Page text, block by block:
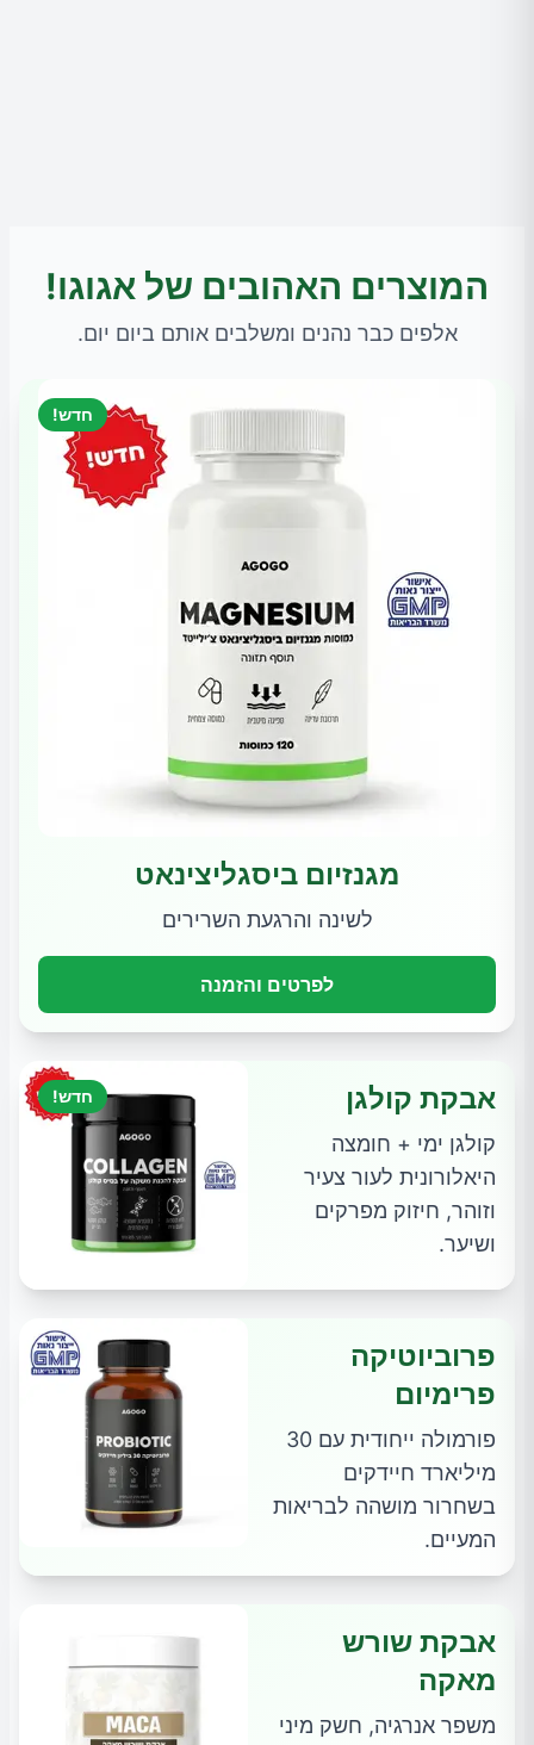
המוצרים האהובים של אגוגו!
אלפים כבר נהנים ומשלבים אותם ביום יום.
חדש!
מגנזיום ביסגליצינאט
לשינה והרגעת השרירים
לפרטים והזמנה
חדש! אבקת קולגן
קולגן ימי + חומצה
היאלורונית לעור צעיר
וזוהר, חיזוק מפרקים
ושיער.
פרוביוטיקה
פרימיום
פורמולה ייחודית עם 30
מיליארד חיידקים
בשחרור מושהה לבריאות
המעיים.
אבקת שורש
מאקה
משפר אנרגיה, חשק מיני